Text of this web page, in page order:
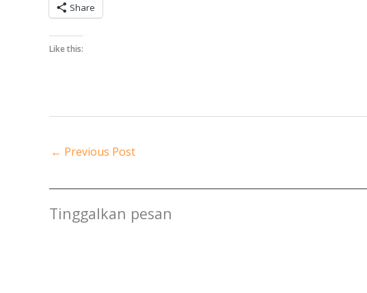
Share
Like this:
← Previous Post
Tinggalkan pesan